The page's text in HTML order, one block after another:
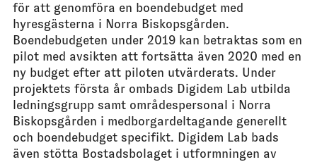
för att genomföra en boendebudget med
hyresgästerna i Norra Biskopsgården.
Boendebudgeten under 2019 kan betraktas som en
pilot med avsikten att fortsätta även 2020 med en
ny budget efter att piloten utvärderats. Under
projektets första år ombads Digidem Lab utbilda
ledningsgrupp samt områdespersonal i Norra
Biskopsgården i medborgardeltagande generellt
och boendebudget specifikt. Digidem Lab bads
även stötta Bostadsbolaget i utformningen av